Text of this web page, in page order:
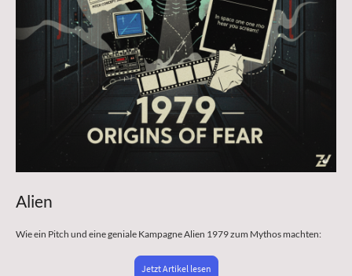
Alien
Wie ein Pitch und eine geniale Kampagne Alien 1979 zum Mythos machten:
Jetzt Artikel lesen